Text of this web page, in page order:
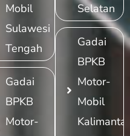
Mobil
Sulawesi
Tengah
Gadai
BPKB
Motor-
Selatan
Gadai
BPKB
Motor-
Mobil